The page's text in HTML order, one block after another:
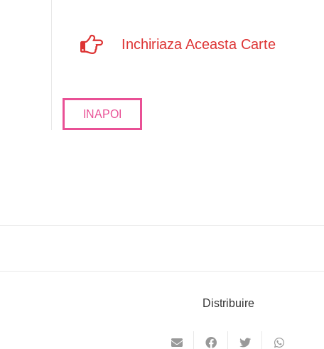
Inchiriaza Aceasta Carte
INAPOI
Distribuire